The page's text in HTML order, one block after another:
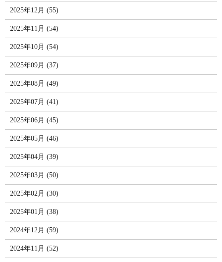
2025年12月 (55)
2025年11月 (54)
2025年10月 (54)
2025年09月 (37)
2025年08月 (49)
2025年07月 (41)
2025年06月 (45)
2025年05月 (46)
2025年04月 (39)
2025年03月 (50)
2025年02月 (30)
2025年01月 (38)
2024年12月 (59)
2024年11月 (52)